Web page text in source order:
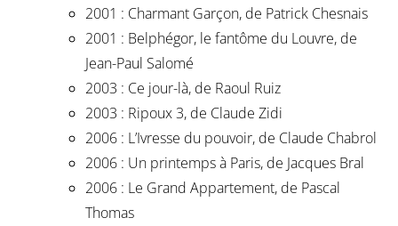
2001 : Charmant Garçon, de Patrick Chesnais
2001 : Belphégor, le fantôme du Louvre, de
Jean-Paul Salomé
2003 : Ce jour-là, de Raoul Ruiz
2003 : Ripoux 3, de Claude Zidi
2006 : L’Ivresse du pouvoir, de Claude Chabrol
2006 : Un printemps à Paris, de Jacques Bral
2006 : Le Grand Appartement, de Pascal
Thomas